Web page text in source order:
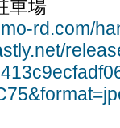
車場
rd.com/